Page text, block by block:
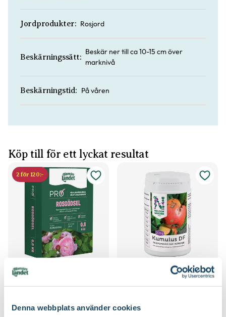
Denna webbplats använder cookies
Jordprodukter: Rosjord
Beskärningssätt:
Beskär ner till ca 10-15 cm över
marknivå
Beskärningstid: På våren
Köp till för ett lyckat resultat
2 för 120:-
Rosgödsel
Blomsterlandet PRO
7990
Online
Slut i lager
299:-
Online